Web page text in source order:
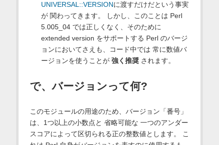
UNIVERSAL::VERSIONに渡すだけだという事実
が 関わってきます。 しかし、このことは Perl
5.005_04 では正しくなく、そのために
extended version をサポートする Perl のバージ
ョンにおいてさえも、コード中では 常に数値バ
ージョンを使うことが 強く推奨されます。
で、バージョンって何?
このモジュールの用途のため、バージョン「番号」
は、1つ以上の小数点と 省略可能な 一つのアンダー
スコアによって区切られる正の整数値とします。 こ